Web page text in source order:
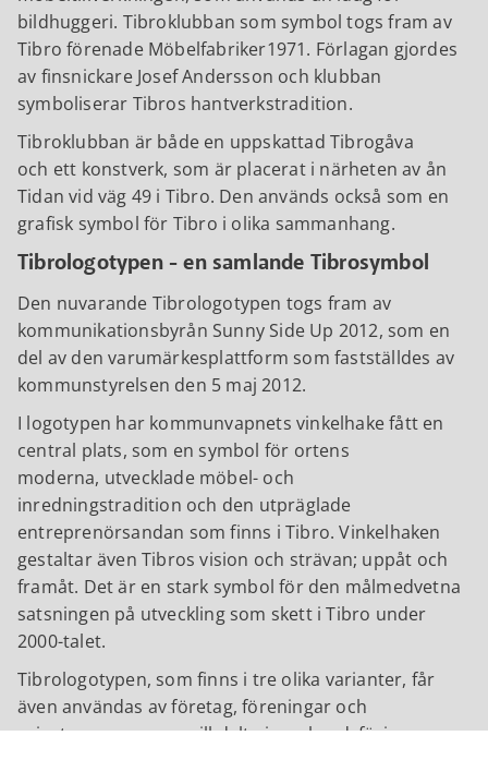
bildhuggeri. Tibroklubban som symbol togs fram av
Tibro förenade Möbelfabriker1971. Förlagan gjordes
av finsnickare Josef Andersson och klubban
symboliserar Tibros hantverkstradition.
Tibroklubban är både en uppskattad Tibrogåva
och ett konstverk, som är placerat i närheten av ån
Tidan vid väg 49 i Tibro. Den används också som en
grafisk symbol för Tibro i olika sammanhang.
Tibrologotypen - en samlande Tibrosymbol
Den nuvarande Tibrologotypen togs fram av
kommunikationsbyrån Sunny Side Up 2012, som en
del av den varumärkesplattform som fastställdes av
kommunstyrelsen den 5 maj 2012.
I logotypen har kommunvapnets vinkelhake fått en
central plats, som en symbol för ortens
moderna, utvecklade möbel- och
inredningstradition och den utpräglade
entreprenörsandan som finns i Tibro. Vinkelhaken
gestaltar även Tibros vision och strävan; uppåt och
framåt. Det är en stark symbol för den målmedvetna
satsningen på utveckling som skett i Tibro under
2000-talet.
Tibrologotypen, som finns i tre olika varianter, får
även användas av företag, föreningar och
privatpersoner som vill delta i marknadsföringen av